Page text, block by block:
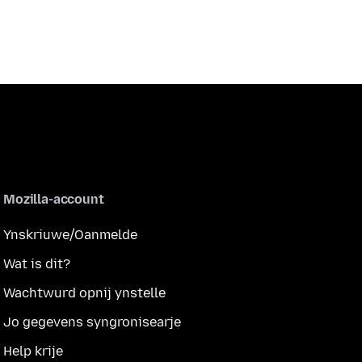
Mozilla-account
Ynskriuwe/Oanmelde
Wat is dit?
Wachtwurd opnij ynstelle
Jo gegevens syngronisearje
Help krije